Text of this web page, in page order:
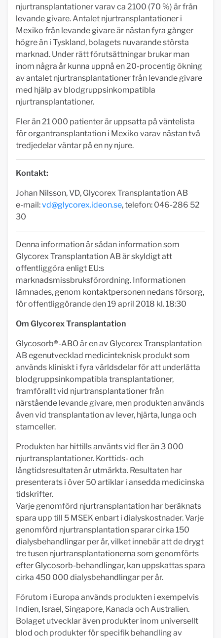
njurtransplantationer varav ca 2100 (70 %) är från
levande givare. Antalet njurtransplantationer i
Mexiko från levande givare är nästan fyra gånger
högre än i Tyskland, bolagets nuvarande största
marknad. Under rätt förutsättningar brukar man
inom några år kunna uppnå en 20-procentig ökning
av antalet njurtransplantationer från levande givare
med hjälp av blodgruppsinkompatibla
njurtransplantationer.
Fler än 21 000 patienter är uppsatta på väntelista
för organtransplantation i Mexiko varav nästan två
tredjedelar väntar på en ny njure.
Kontakt:
Johan Nilsson, VD, Glycorex Transplantation AB
e-mail:vd@glycorex.ideon.se, telefon: 046-286 52
30
Denna information är sådan information som
Glycorex Transplantation AB är skyldigt att
offentliggöra enligt EU:s
marknadsmissbruksförordning. Informationen
lämnades, genom kontaktpersonen nedans försorg,
för offentliggörande den 19 april 2018 kl. 18:30
Om Glycorex Transplantation
Glycosorb®-ABO är en av Glycorex Transplantation
AB egenutvecklad medicinteknisk produkt som
används kliniskt i fyra världsdelar för att underlätta
blodgruppsinkompatibla transplantationer,
framförallt vid njurtransplantationer från
närstående levande givare, men produkten används
även vid transplantation av lever, hjärta, lunga och
stamceller.
Produkten har hittills använts vid fler än 3 000
njurtransplantationer. Korttids- och
långtidsresultaten är utmärkta. Resultaten har
presenterats i över 50 artiklar i ansedda medicinska
tidskrifter.
Varje genomförd njurtransplantation har beräknats
spara upp till 5 MSEK enbart i dialyskostnader. Varje
genomförd njurtransplantation sparar cirka 150
dialysbehandlingar per år, vilket innebär att de drygt
tre tusen njurtransplantationerna som genomförts
efter Glycosorb-behandlingar, kan uppskattas spara
cirka 450 000 dialysbehandlingar per år.
Förutom i Europa används produkten i exempelvis
Indien, Israel, Singapore, Kanada och Australien.
Bolaget utvecklar även produkter inom universellt
blod och produkter för specifik behandling av